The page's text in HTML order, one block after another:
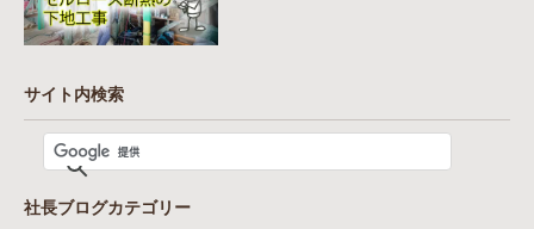
サイト内検索
社長ブログカテゴリー